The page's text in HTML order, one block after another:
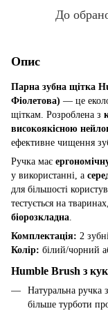
До
Опис
Парна зубна щітка
Фіолетова) — це
щіткам. Розроблена з
високоякісною
ефективне чищення
Ручка має
у використанні, а
для більшості
тестується на
біорозкладна
Комплектація: 2
Колір: білий/чорний
Humble Brush з
Натуральна ручка
більше турботи